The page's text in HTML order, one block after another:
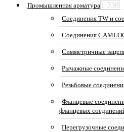
Промышленная арматура 1 338
Соединения TW и
Соединения
Симметричные
Рычажные
Резьбовые
Фланцевые
фланцевых
Перегрузочные